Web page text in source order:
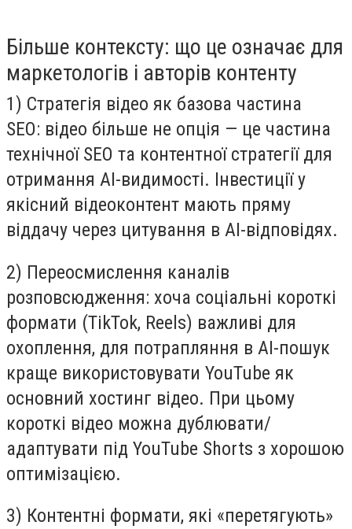
Більше контексту: що це означає для
маркетологів і авторів контенту
1) Стратегія відео як базова частина
SEO: відео більше не опція — це частина
технічної SEO та контентної стратегії для
отримання AI-видимості. Інвестиції у
якісний відеоконтент мають пряму
віддачу через цитування в AI-відповідях.
2) Переосмислення каналів
розповсюдження: хоча соціальні короткі
формати (TikTok, Reels) важливі для
охоплення, для потрапляння в AI-пошук
краще використовувати YouTube як
основний хостинг відео. При цьому
короткі відео можна дублювати/
адаптувати під YouTube Shorts з хорошою
оптимізацією.
3) Контентні формати, які «перетягують»